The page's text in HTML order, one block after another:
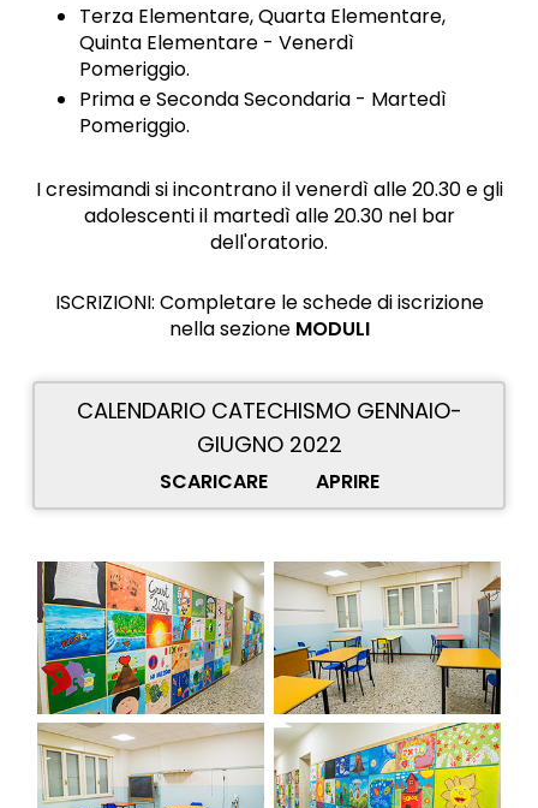
Terza Elementare, Quarta Elementare,
Quinta Elementare - Venerdì
Pomeriggio.
Prima e Seconda Secondaria - Martedì
Pomeriggio.
I cresimandi si incontrano il venerdì alle 20.30 e gli
adolescenti il martedì alle 20.30 nel bar
dell'oratorio.
ISCRIZIONI: Completare le schede di iscrizione
nella sezione MODULI
CALENDARIO CATECHISMO GENNAIO-
GIUGNO 2022
SCARICARE APRIRE